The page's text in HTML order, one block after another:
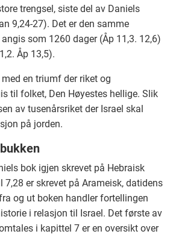
trengsel, siste del av Daniels
9,24-27). Det er den samme
som 1260 dager (Åp 11,3. 12,6)
Åp 13,5).
en triumf der riket og
til folket, Den Høyestes hellige. Slik
av tusenårsriket der Israel skal
på jorden.
bok igjen skrevet på Hebraisk
7,28 er skrevet på Arameisk, datidens
og ut boken handler fortellingen
i relasjon til Israel. Det første av
i kapittel 7 er en oversikt over